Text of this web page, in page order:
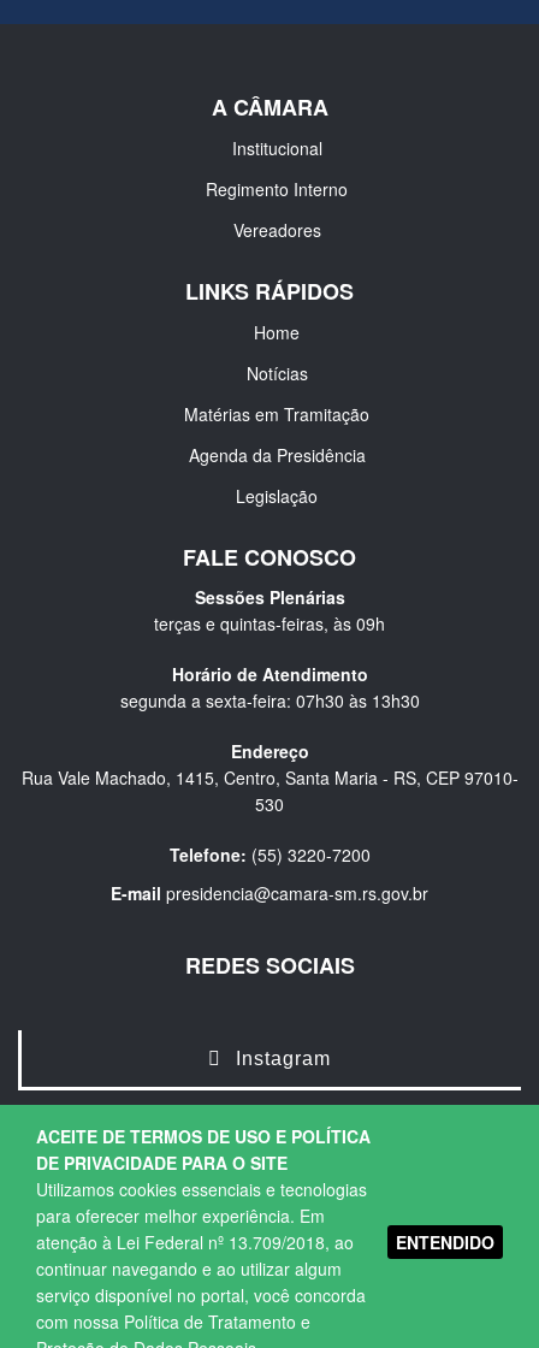
ACEITE DE TERMOS DE USO E POLÍTICA
DE PRIVACIDADE PARA O SITE
Utilizamos cookies essenciais e tecnologias
para oferecer melhor experiência. Em
atenção à Lei Federal nº 13.709/2018, ao
continuar navegando e ao utilizar algum
serviço disponível no portal, você concorda
com nossa Política de Tratamento e
ENTENDIDO
A CÂMARA
Institucional
Regimento Interno
Vereadores
LINKS RÁPIDOS
Home
Notícias
Matérias em Tramitação
Agenda da Presidência
Legislação
FALE CONOSCO
Sessões Plenárias
terças e quintas-feiras, às 09h
Horário de Atendimento
segunda a sexta-feira: 07h30 às 13h30
Endereço
Rua Vale Machado, 1415, Centro, Santa Maria - RS, CEP 97010-
530
Telefone: (55) 3220-7200
E-mail presidencia@camara-sm.rs.gov.br
REDES SOCIAIS
Instagram
Copyright © 2026. Todos os direitos Reservados.
Política de Privacidade |Termos de Uso